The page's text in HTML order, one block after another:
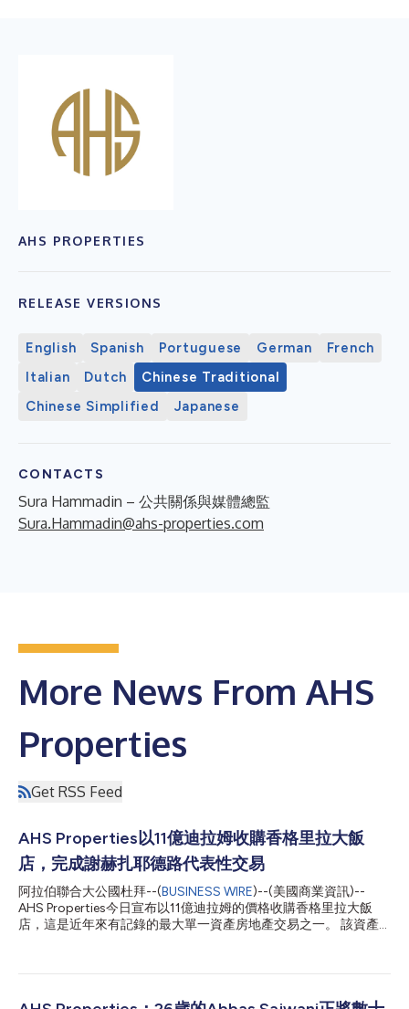
AHS PROPERTIES
RELEASE VERSIONS
English Spanish Portuguese German
French
Italian
Dutch
Chinese Traditional
Chinese Simplified
Japanese
CONTACTS
Sura Hammadin – 公共關係與媒體總監
Sura.Hammadin@ahs-properties.com
More News From AHS
Properties
Get RSS Feed
AHS Properties以11億迪拉姆收購香格里拉大飯
店，完成謝赫扎耶德路代表性交易
阿拉伯聯合大公國杜拜--(BUSINESS WIRE)--(美國商業資訊)--
AHS Properties今日宣布以11億迪拉姆的價格收購香格里拉大飯
店，這是近年來有記錄的最大單一資產房地產交易之一。 該資產
里拉大飯店是位於謝赫扎耶德路上的一棟43層、高200公尺的大